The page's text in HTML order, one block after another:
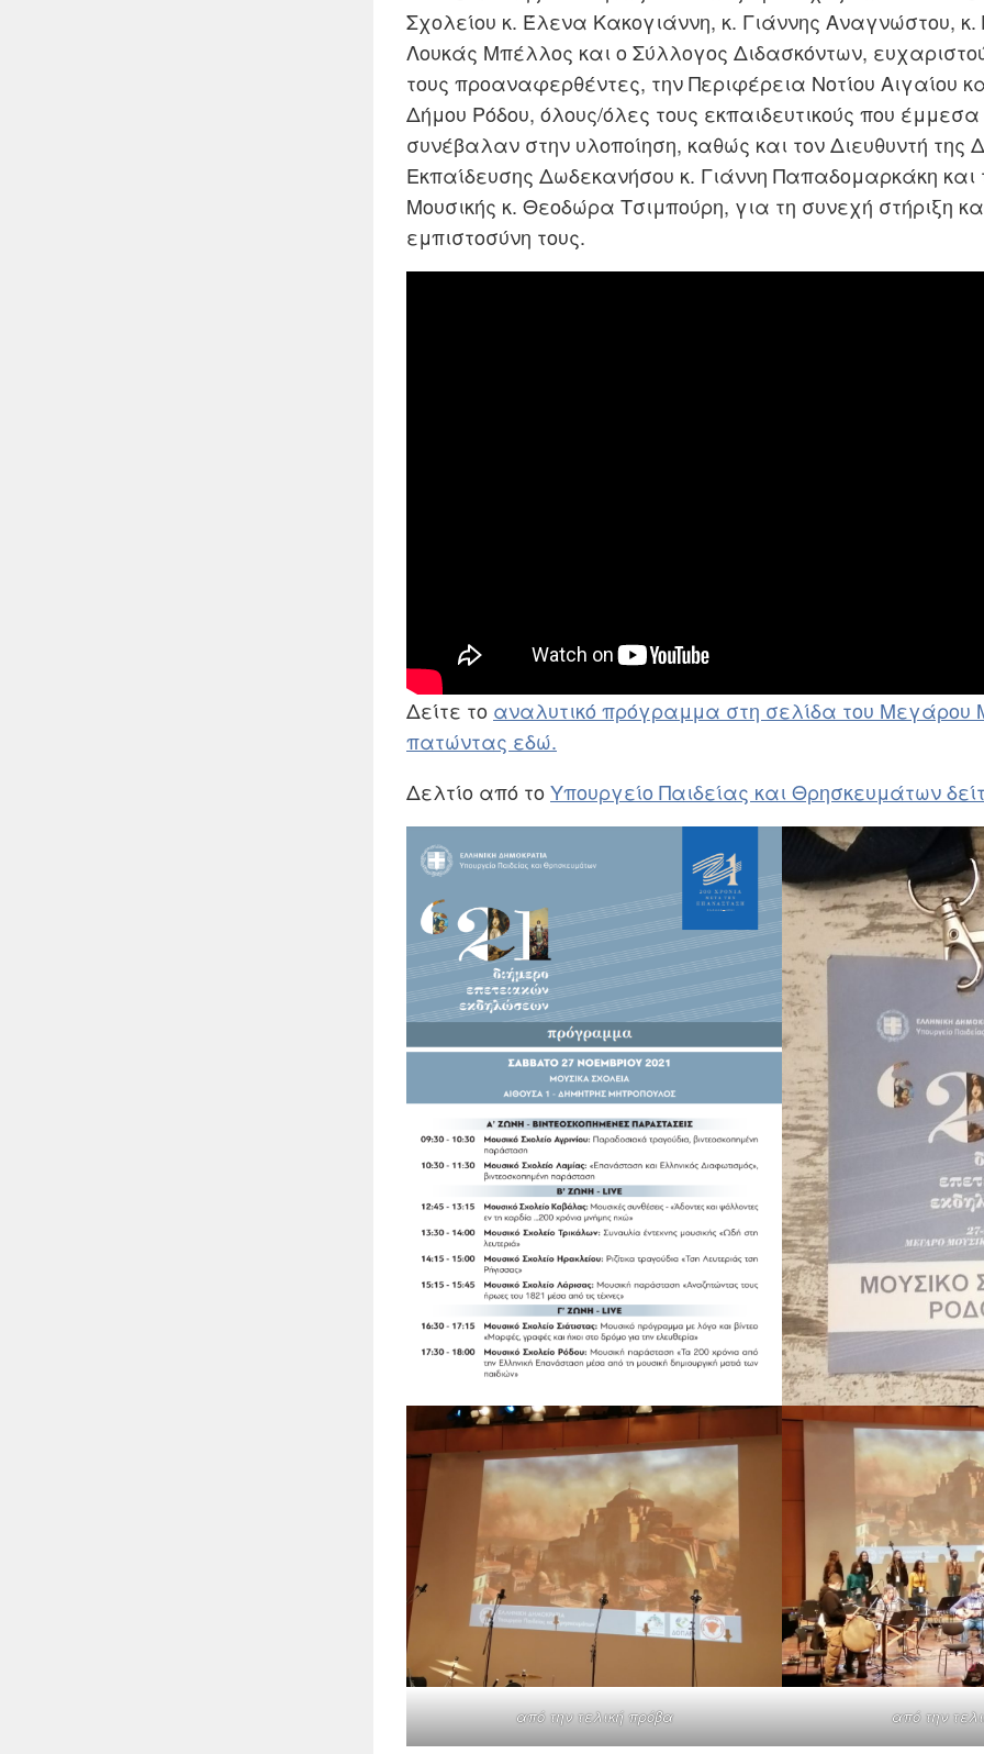
Σχολείου κ. Έλενα Κακογιάννη, κ. Γιάννης Αναγνώστου,
Λουκάς Μπέλλος και ο Σύλλογος Διδασκόντων,
τους προαναφερθέντες, την Περιφέρεια Νοτίου Αιγαίου
Δήμου Ρόδου, όλους/όλες τους εκπαιδευτικούς που
συνέβαλαν στην υλοποίηση, καθώς και τον Διευθυντή της
Εκπαίδευσης Δωδεκανήσου κ. Γιάννη Παπαδομαρκάκη και
Μουσικής κ. Θεοδώρα Τσιμπούρη, για τη συνεχή στήριξη
εμπιστοσύνη τους.
Δείτε το αναλυτικό πρόγραμμα στη σελίδα του Μεγάρου
πατώντας εδώ.
Δελτίο από το Υπουργείο Παιδείας και Θρησκευμάτων
από την τελική πρόβα από την